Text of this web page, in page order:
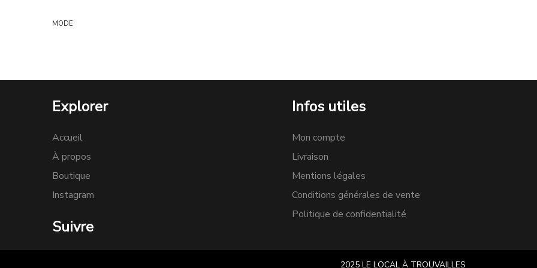
MODE
Explorer
Accueil
À propos
Boutique
Instagram
Suivre
Infos utiles
Mon compte
Livraison
Mentions légales
Conditions générales de vente
Politique de confidentialité
2025 LE LOCAL À TROUVAILLES